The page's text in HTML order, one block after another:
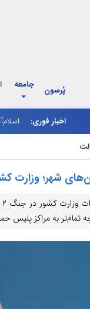
پُرسون جامعه
اخبار فوری:
شارژ
شهر؛ وزارت
تمام‌تر به مراکز پلیس